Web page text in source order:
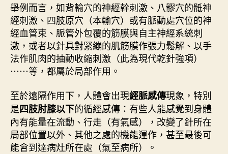
舉例而言，如背輸穴的神經幹刺激、八髎穴的骶神
經刺激、四肢原穴（本輸穴）或有脈動處穴位的神
經血管束、脈管外包覆的筋膜與自主神經系統刺
激，或者以針具對緊繃的肌筋膜作張力鬆解、以手
法作肌肉的抽動收縮刺激（此為現代乾針強項）
⋯⋯等，都屬於局部作用。
至於遠隔作用下，人體會出現經脈感傳現象，特別
是四肢肘膝以下的循經感傳：有些人能感覺到身體
內有能量在流動、行走（有氣感），改變了針所在
局部位置以外、其他之處的機能運作，甚至最後可
能會到達病灶所在處（氣至病所）。